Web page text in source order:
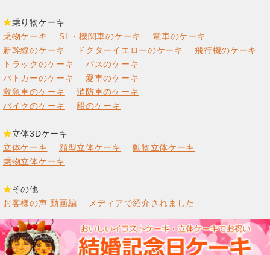
★乗り物ケーキ
乗物ケーキ
SL・機関車のケーキ
電車のケーキ
新幹線のケーキ
ドクターイエローのケーキ
飛行機のケーキ
トラックのケーキ
バスのケーキ
パトカーのケーキ
愛車のケーキ
救急車のケーキ
消防車のケーキ
バイクのケーキ
船のケーキ
★立体3Dケーキ
立体ケーキ
顔型立体ケーキ
動物立体ケーキ
乗物立体ケーキ
★その他
お客様の声 動画編
メディアで紹介されました